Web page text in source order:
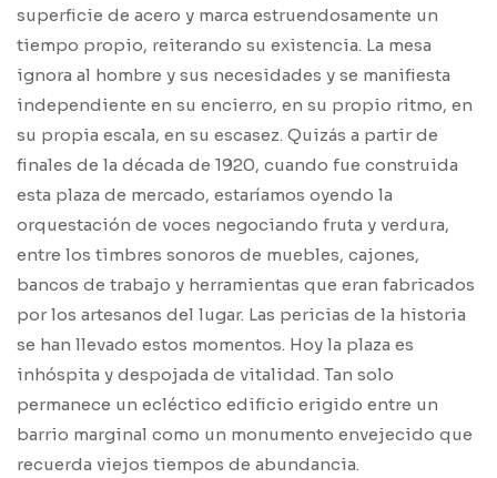
superficie de acero y marca estruendosamente un
tiempo propio, reiterando su existencia. La mesa
ignora al hombre y sus necesidades y se manifiesta
independiente en su encierro, en su propio ritmo, en
su propia escala, en su escasez. Quizás a partir de
finales de la década de 1920, cuando fue construida
esta plaza de mercado, estaríamos oyendo la
orquestación de voces negociando fruta y verdura,
entre los timbres sonoros de muebles, cajones,
bancos de trabajo y herramientas que eran fabricados
por los artesanos del lugar. Las pericias de la historia
se han llevado estos momentos. Hoy la plaza es
inhóspita y despojada de vitalidad. Tan solo
permanece un ecléctico edificio erigido entre un
barrio marginal como un monumento envejecido que
recuerda viejos tiempos de abundancia.